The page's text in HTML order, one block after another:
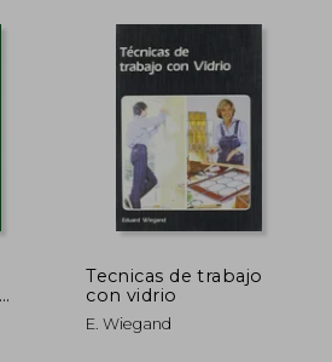
40%
Tecnicas de trabajo
con vidrio
E. Wiegand